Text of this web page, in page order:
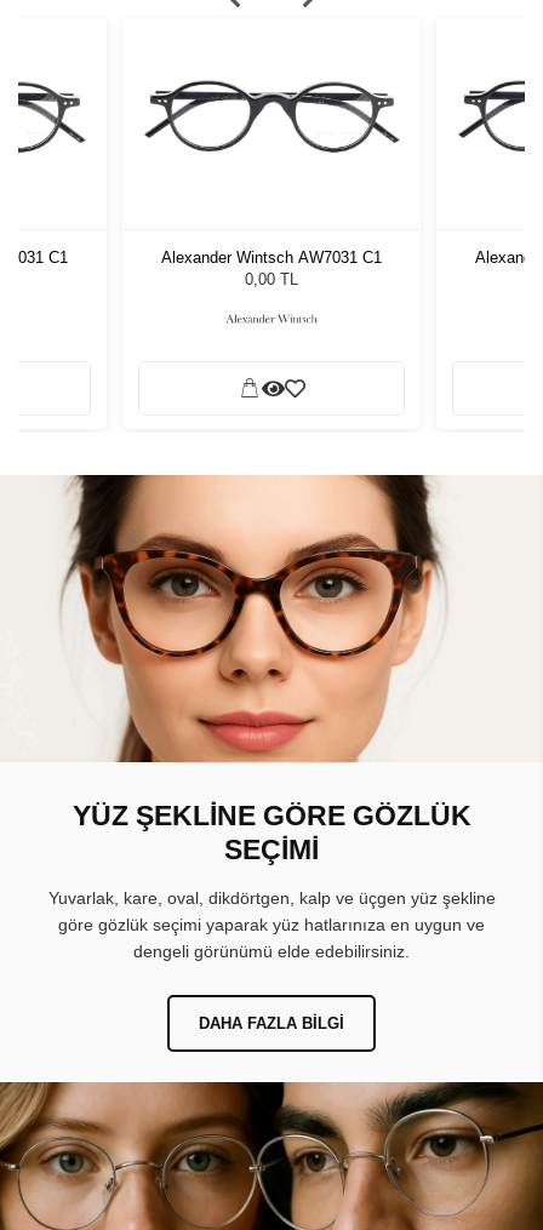
C1
Alexander Wintsch AW7031 C1
0,00 TL
YÜZ ŞEKLİNE GÖRE GÖZLÜK
SEÇİMİ
Yuvarlak, kare, oval, dikdörtgen, kalp ve üçgen yüz şekline
göre gözlük seçimi yaparak yüz hatlarınıza en uygun ve
dengeli görünümü elde edebilirsiniz.
DAHA FAZLA BILGI